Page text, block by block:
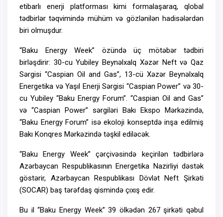
etibarlı enerji platforması kimi formalaşaraq, qlobal
tədbirlər təqvimində mühüm və gözlənilən hadisələrdən
biri olmuşdur.
“Baku Energy Week” özündə üç mötəbər tədbiri
birləşdirir: 30-cu Yubiley Beynəlxalq Xəzər Neft və Qaz
Sərgisi “Caspian Oil and Gas”, 13-cü Xəzər Beynəlxalq
Energetika və Yaşıl Enerji Sərgisi “Caspian Power” və 30-
cu Yubiley “Baku Energy Forum”. “Caspian Oil and Gas”
və “Caspian Power” sərgiləri Bakı Ekspo Mərkəzində,
“Baku Energy Forum” isə ekoloji konseptdə inşa edilmiş
Bakı Konqres Mərkəzində təşkil ediləcək.
“Baku Energy Week” çərçivəsində keçirilən tədbirlərə
Azərbaycan Respublikasının Energetika Nazirliyi dəstək
göstərir, Azərbaycan Respublikası Dövlət Neft Şirkəti
(SOCAR) baş tərəfdaş qismində çıxış edir.
Bu il “Baku Energy Week” 39 ölkədən 267 şirkəti qəbul